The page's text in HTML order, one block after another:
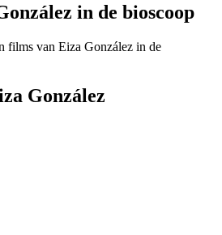
in de bioscoop
films van Eiza González in de
González